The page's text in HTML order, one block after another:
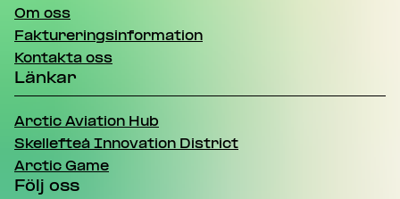
Om oss
Faktureringsinformation
Kontakta oss
Länkar
Arctic Aviation Hub
Skellefteå Innovation District
Arctic Game
Följ oss